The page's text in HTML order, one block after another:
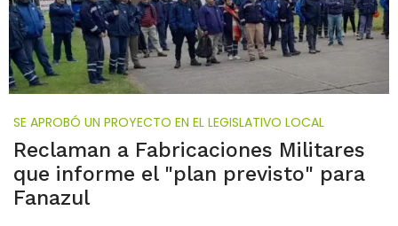
SE APROBÓ UN PROYECTO EN EL LEGISLATIVO LOCAL
Reclaman a Fabricaciones Militares
que informe el "plan previsto" para
Fanazul